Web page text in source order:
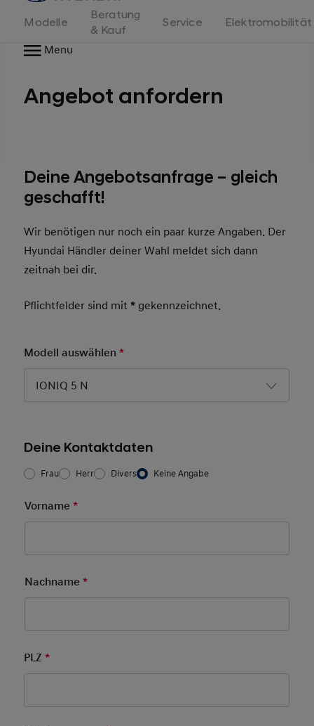
Modelle
Beratung
& Kauf
Service
Elektromobilität
Menu
Angebot anfordern
Deine Angebotsanfrage – gleich
geschafft!
Wir benötigen nur noch ein paar kurze Angaben. Der
Hyundai Händler deiner Wahl meldet sich dann
zeitnah bei dir.
Pflichtfelder sind mit* gekennzeichnet.
Modell auswählen*
IONIQ 5 N
Deine Kontaktdaten
Frau/Herr *
Frau Herr Divers Keine Angabe
Vorname *Pflichtfeld
Nachname *Pflichtfeld
PLZ*